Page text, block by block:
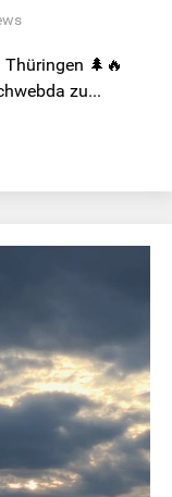
🌲🔥
zu...